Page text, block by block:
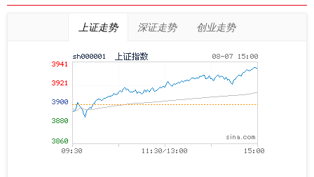
上证走势 深证走势 创业走势